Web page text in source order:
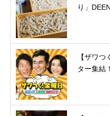
り」
【ザワ
ター集結